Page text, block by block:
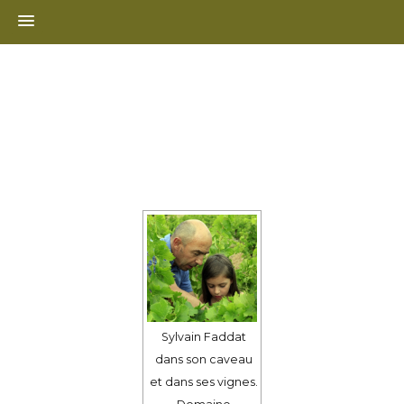
Sylvain Faddat
dans son caveau
et dans ses vignes.